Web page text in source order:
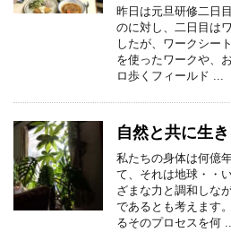
昨日は元旦研修二日
のに対し、二日目は
したが、ワークシー
を使ったワークや、
ロ歩くフィールド ...
自然と共に生き
私たちの身体は何億
て、それは地球・・
ざまな力と調和しな
であるとも考えます
るそのプロセスを何